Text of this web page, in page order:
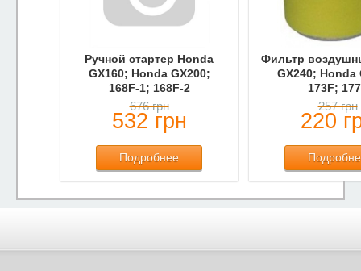
Ручной стартер Honda
GX160; Honda GX200;
168F-1; 168F-2
676 грн
532 грн
Подробнее
Фильтр
GX240; Honda
173F;
257 грн
220